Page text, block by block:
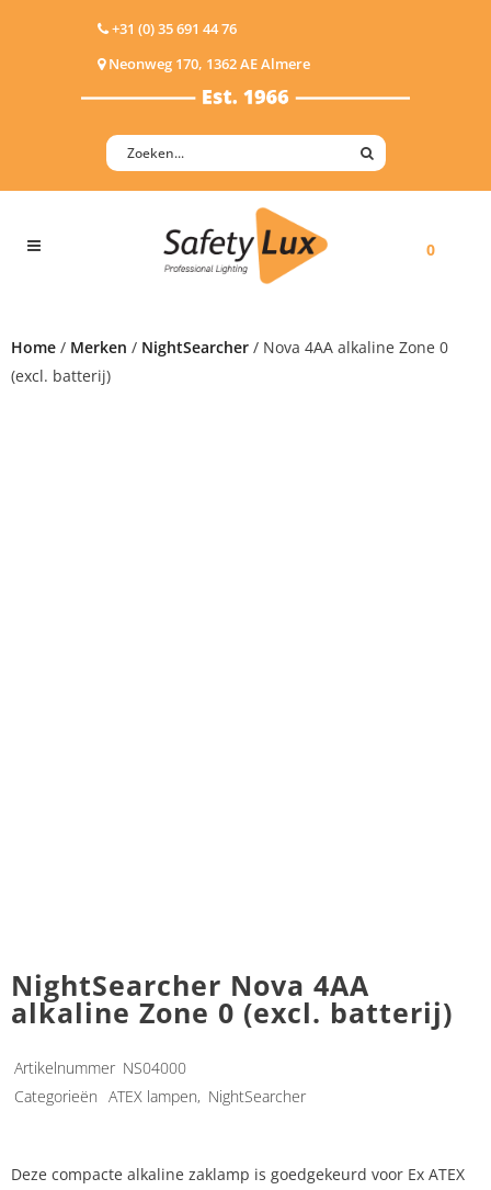
+31 (0) 35 691 44 76
Neonweg 170, 1362 AE Almere
0
Home / Merken / NightSearcher / Nova 4AA alkaline Zone 0
(excl. batterij)
NightSearcher Nova 4AA
alkaline Zone 0 (excl. batterij)
Artikelnummer NS04000
Categorieën ATEX lampen, NightSearcher
Deze compacte alkaline zaklamp is goedgekeurd voor Ex ATEX